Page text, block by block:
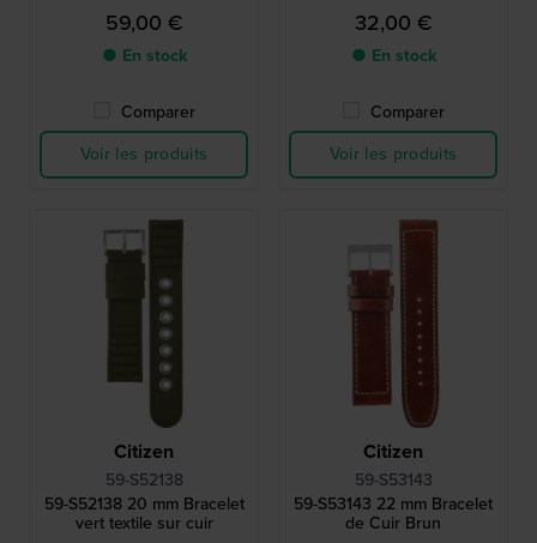
59,00 €
● En stock
Comparer
Voir les produits
32,00 €
● En stock
Comparer
Voir les produits
Citizen
59-S52138
59-S52138 20 mm Bracelet
vert textile sur cuir
Citizen
59-S53143
59-S53143 22 mm Bracelet
de Cuir Brun